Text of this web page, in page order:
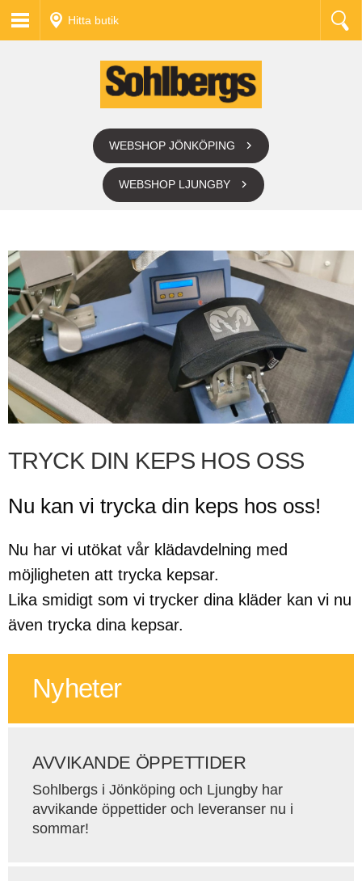
Hitta butik
WEBSHOP JÖNKÖPING
WEBSHOP LJUNGBY
TRYCK DIN KEPS HOS OSS
Nu kan vi trycka din keps hos oss!
Nu har vi utökat vår klädavdelning med
möjligheten att trycka kepsar.
Lika smidigt som vi trycker dina kläder kan vi nu
även trycka dina kepsar.
Nyheter
AVVIKANDE ÖPPETTIDER
Sohlbergs i Jönköping och Ljungby har
avvikande öppettider och leveranser nu i
sommar!